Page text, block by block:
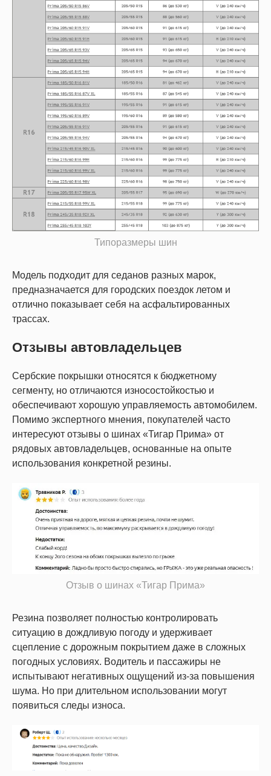
Типоразмеры шин
Модель подходит для седанов разных марок,
предназначается для городских поездок летом и
отлично показывает себя на асфальтированных
трассах.
Отзывы автовладельцев
Сербские покрышки относятся к бюджетному
сегменту, но отличаются износостойкостью и
обеспечивают хорошую управляемость автомобилем.
Помимо экспертного мнения, покупателей часто
интересуют отзывы о шинах «Тигар Прима» от
рядовых автовладельцев, основанные на опыте
использования конкретной резины.
Отзыв о шинах «Тигар Прима»
Резина позволяет полностью контролировать
ситуацию в дождливую погоду и удерживает
сцепление с дорожным покрытием даже в сложных
погодных условиях. Водитель и пассажиры не
испытывают негативных ощущений из-за повышения
шума. Но при длительном использовании могут
появиться следы износа.